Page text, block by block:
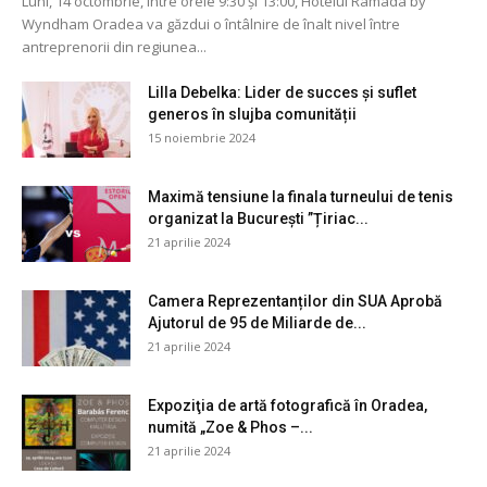
Wyndham Oradea va găzdui o întâlnire de înalt nivel între
antreprenorii din regiunea...
Lilla Debelka: Lider de succes și suflet
generos în slujba comunității
15 noiembrie 2024
Maximă tensiune la finala turneului de tenis
organizat la București ”Țiriac...
21 aprilie 2024
Camera Reprezentanților din SUA Aprobă
Ajutorul de 95 de Miliarde de...
21 aprilie 2024
Expoziţia de artă fotografică în Oradea,
numită „Zoe & Phos –...
21 aprilie 2024